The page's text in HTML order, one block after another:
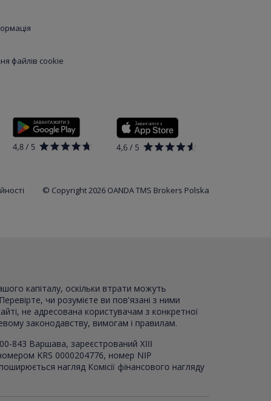
файлів cookie
© Copyright 2026 OANDA TMS Brokers Polska
капіталу, оскільки втрати можуть
чи розумієте ви пов'язані з ними
не адресована користувачам з конкретної
законодавству, вимогам і правилам.
843 Варшава, зареєстрований XIII
KRS 0000204776, номер NIP
нагляд Комісії фінансового нагляду